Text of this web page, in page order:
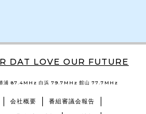
浦 87.4MHz 白浜 79.7MHz 館山 77.7MHz
会社概要
番組審議会報告